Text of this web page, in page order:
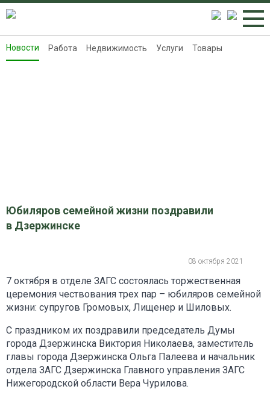
Новости
Новости Работа Недвижимость Услуги Товары
Юбиляров семейной жизни поздравили
в Дзержинске
08 октября 2021
7 октября в отделе ЗАГС состоялась торжественная
церемония чествования трех пар – юбиляров семейной
жизни: супругов Громовых, Лищенер и Шиловых.
С праздником их поздравили председатель Думы
города Дзержинска Виктория Николаева, заместитель
главы города Дзержинска Ольга Палеева и начальник
отдела ЗАГС Дзержинска Главного управления ЗАГС
Нижегородской области Вера Чурилова.